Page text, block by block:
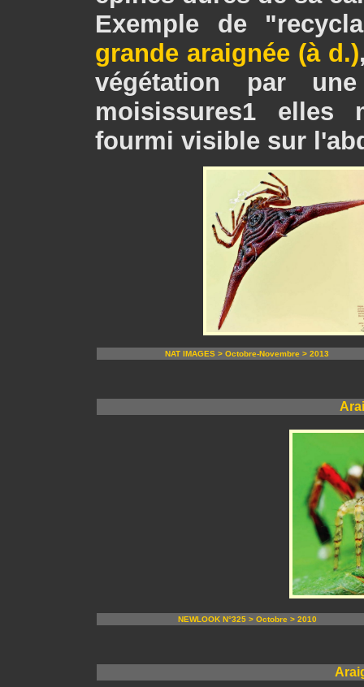
Exemple de
grande araignée (à d.)
végétation par
moisissures1 elles
fourmi visible sur
NAT IMAGES > Octobre-Novembre > 2013
NEWLOOK N°325 > Octobre > 2010